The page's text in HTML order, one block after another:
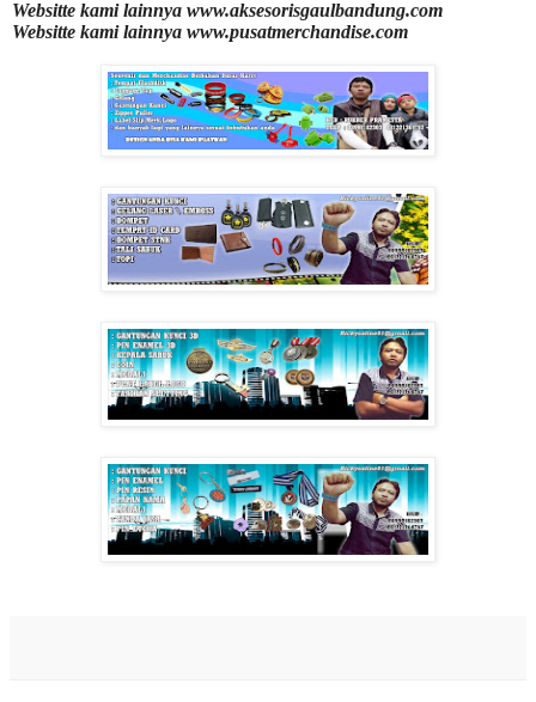
Websitte kami lainnya www.aksesorisgaulbandung.com
Websitte kami lainnya www.pusatmerchandise.com